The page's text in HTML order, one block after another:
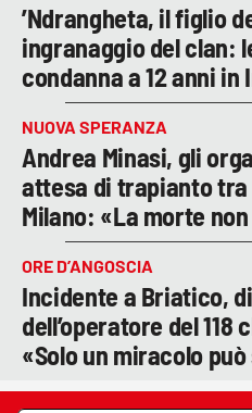
’Ndrangheta, il figlio
ingranaggio del clan:
condanna a 12 anni in
NUOVA SPERANZA
Andrea Minasi, gli
attesa di trapianto tra
Milano: «La morte
ORE D’ANGOSCIA
Incidente a Briatico,
dell’operatore del
«Solo un miracolo